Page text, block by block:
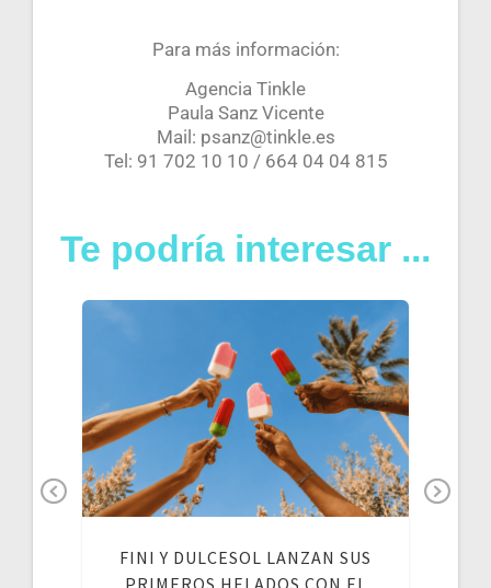
Para más información:
Agencia Tinkle
Paula Sanz Vicente
Mail: psanz@tinkle.es
Tel: 91 702 10 10 / 664 04 04 815
Te podría interesar ...
FINI Y DULCESOL LANZAN SUS